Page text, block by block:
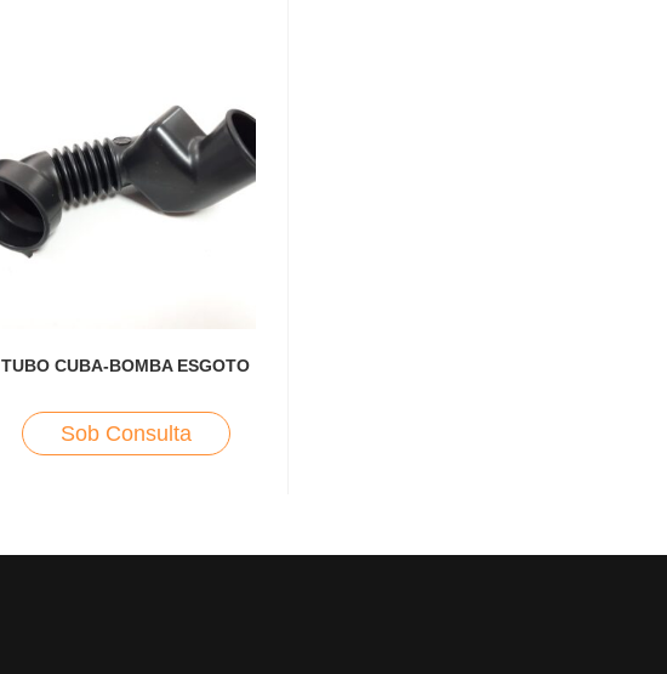
TUBO CUBA-BOMBA ESGOTO
Sob Consulta